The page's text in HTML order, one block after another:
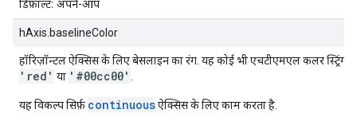
डिफ़ॉल्ट: अपने-आप
hAxis.baselineColor
हॉरिज़ॉन्टल ऐक्सिस के लिए बेसलाइन का रंग. यह कोई भी एचटीएमएल कलर स्ट्रिंग
'red' या '#00cc00'
यह विकल्प सिर्फ़ continuousऐक्सिस के लिए काम करता है.